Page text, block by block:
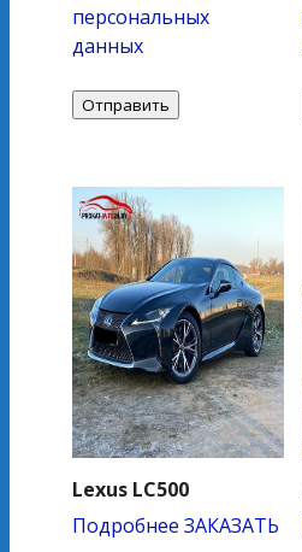
персональных
данных
Lexus LC500
Подробнее ЗАКАЗАТЬ